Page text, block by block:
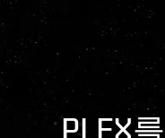
PLEX